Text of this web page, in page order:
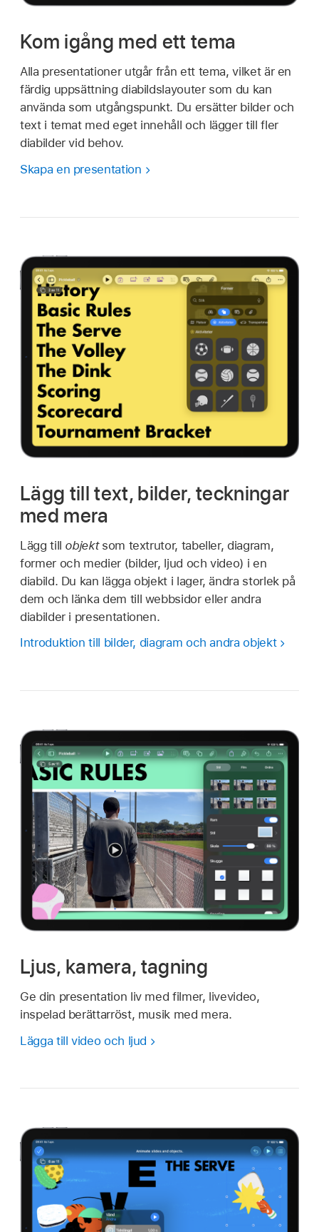
Kom igång med ett tema
Alla presentationer utgår från ett tema, vilket är en
färdig uppsättning diabildslayouter som du kan
använda som utgångspunkt. Du ersätter bilder och
text i temat med eget innehåll och lägger till fler
diabilder vid behov.
Skapa en presentation
Lägg till text, bilder, teckningar
med mera
Lägg till objektsom textrutor, tabeller, diagram,
former och medier (bilder, ljud och video) i en
diabild. Du kan lägga objekt i lager, ändra storlek på
dem och länka dem till webbsidor eller andra
diabilder i presentationen.
Introduktion till bilder, diagram och andra objekt
Ljus, kamera, tagning
Ge din presentation liv med filmer, livevideo,
inspelad berättarröst, musik med mera.
Lägga till video och ljud